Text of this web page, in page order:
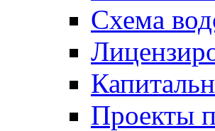
Схема
Проекты